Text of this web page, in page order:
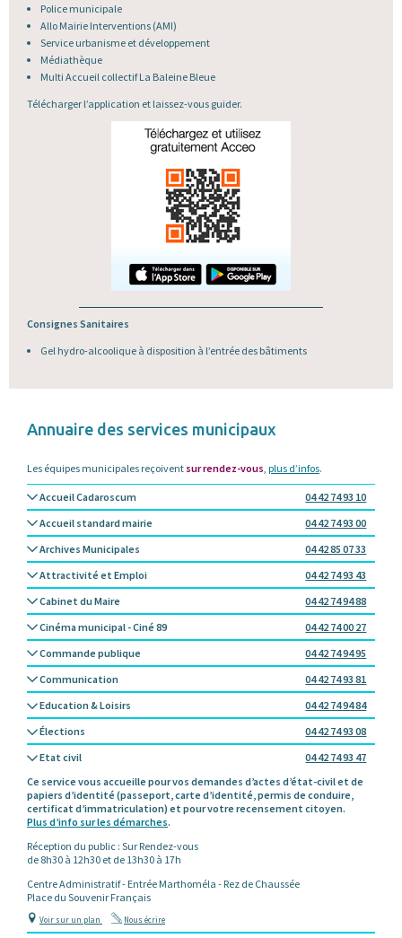
Police municipale
Allo Mairie Interventions (AMI)
Service urbanisme et développement
Médiathèque
Multi Accueil collectif La Baleine Bleue
Télécharger l’application et laissez-vous guider.
Consignes Sanitaires
Gel hydro-alcoolique à disposition à l’entrée des bâtiments
Annuaire des services municipaux
Les équipes municipales reçoivent sur rendez-vous plus d’infos.
Accueil Cadaroscum
04 42 74 93 10
Accueil standard mairie
04 42 74 93 00
Archives Municipales
04 42 85 07 33
Attractivité et Emploi
04 42 74 93 43
Cabinet du Maire
04 42 74 94 88
Cinéma municipal - Ciné 89
04 42 74 00 27
Commande publique
04 42 74 94 95
Communication
04 42 74 93 81
Education & Loisirs
04 42 74 94 84
Élections
04 42 74 93 08
Etat civil
04 42 74 93 47
Ce service vous accueille pour vos demandes d’actes d’état-civil et de
papiers d’identité (passeport, carte d’identité, permis de conduire,
certificat d’immatriculation) et pour votre recensement citoyen.
Plus d’info sur les démarches.
Réception du public : Sur Rendez-vous
de 8h30 à 12h30 et de 13h30 à 17h
Centre Administratif - Entrée Marthoméla - Rez de Chaussée
Place du Souvenir Français
Voir sur un plan Nous écrire